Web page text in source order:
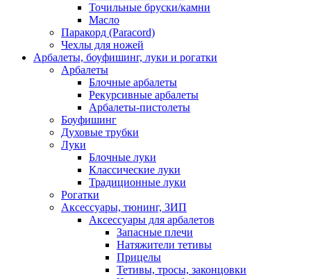
Точильные бруски/камни
Масло
Паракорд (Paracord)
Чехлы для ножей
Арбалеты, боуфишинг, луки и рогатки
Арбалеты
Блочные арбалеты
Рекурсивные арбалеты
Арбалеты-пистолеты
Боуфишинг
Духовые трубки
Луки
Блочные луки
Классические луки
Традиционные луки
Рогатки
Аксессуары, тюнинг, ЗИП
Аксессуары для арбалетов
Запасные плечи
Натяжители тетивы
Прицелы
Тетивы, тросы, законцовки